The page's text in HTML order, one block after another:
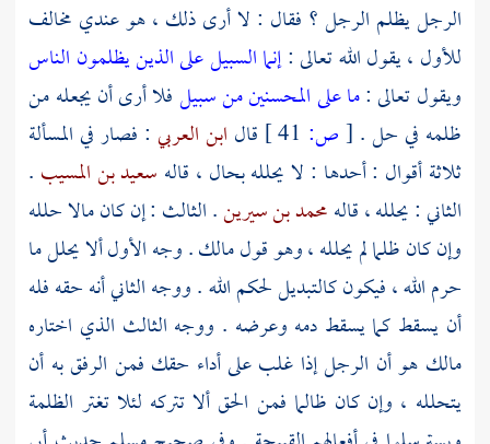
الرجل يظلم الرجل ؟ فقال : لا أرى ذلك ، هو عندي مخالف
للأول ، يقول الله تعالى :إنما السبيل على الذين يظلمون الناس
ويقول تعالى :ما على المحسنين من سبيلفلا أرى أن يجعله من
ظلمه في حل . [ص: قال ابن العربي : فصار في المسألة
ثلاثة أقوال : أحدها : لا يحلله بحال ، قاله سعيد بن المسيب .
الثاني : يحلله ، قالهمحمد بن سيرين. الثالث : إن كان مالا حلله
وإن كان ظلما لم يحلله ، وهو قولمالك. وجه الأول ألا يحلل ما
حرم الله ، فيكون كالتبديل لحكم الله . ووجه الثاني أنه حقه فله
أن يسقط كما يسقط دمه وعرضه . ووجه الثالث الذي اختاره
مالك هو أن الرجل إذا غلب على أداء حقك فمن الرفق به أن
يتحلله ، وإن كان ظالما فمن الحق ألا تتركه لئلا تغتر الظلمة